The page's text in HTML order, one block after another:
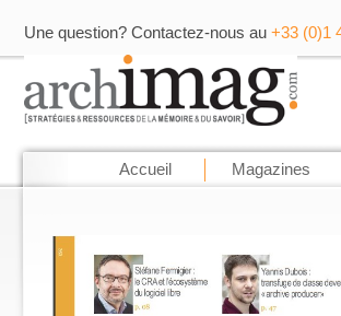
Une question? Contactez-nous au +33 (0)1
Accueil Magazines